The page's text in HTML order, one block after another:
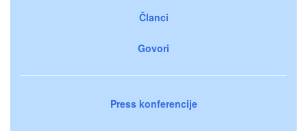
Članci
Govori
Press konferencije